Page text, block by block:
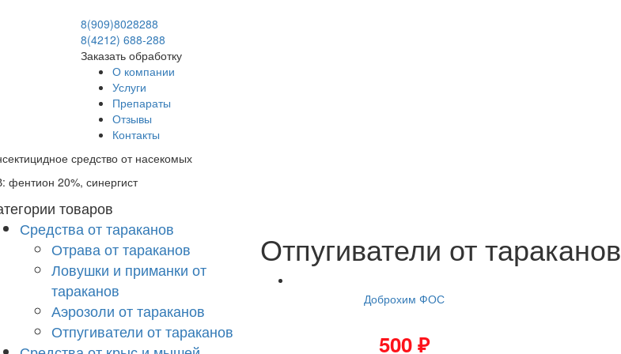
8(909)8028288
8(4212) 688-288
Заказать обработку
О компании
Услуги
Препараты
Отзывы
Контакты
средство от насекомых
фентион 20%, синергист
Отпугиватели от тараканов
Доброхим ФОС
500₽
товаров
Средства от тараканов
Отрава от тараканов
Ловушки и приманки от
тараканов
Аэрозоли от тараканов
Отпугиватели от тараканов